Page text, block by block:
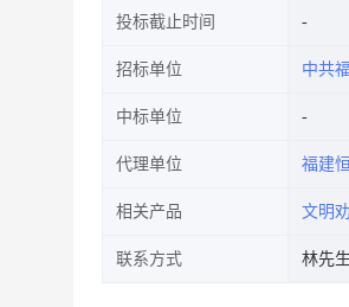
投标截止时间
招标单位 中共
中标单位
代理单位 福建
相关产品 文明
联系方式 林先